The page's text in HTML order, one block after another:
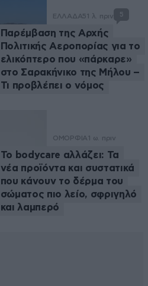
ΕΛΛΑΔΑ51 λ. πριν 5
Παρέμβαση της Αρχής
Πολιτικής Αεροπορίας για το
ελικόπτερο που «πάρκαρε»
στο Σαρακήνικο της Μήλου –
Τι προβλέπει ο νόμος
ΟΜΟΡΦΙΑ 1 ω. πριν
Το bodycare αλλάζει: Τα
νέα προϊόντα και συστατικά
που κάνουν το δέρμα του
σώματος πιο λείο, σφριγηλό
και λαμπερό